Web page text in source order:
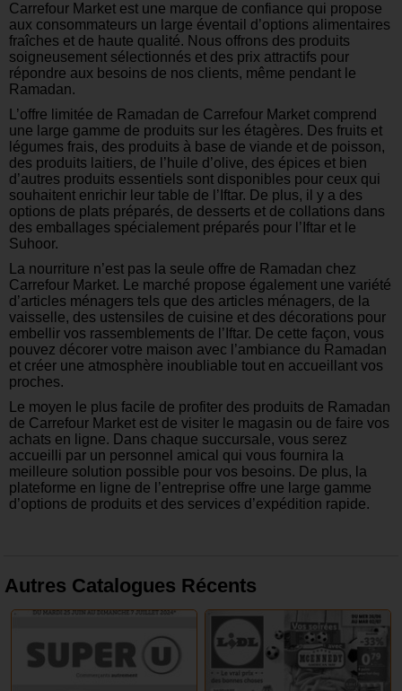
Carrefour Market est une marque de confiance qui propose
aux consommateurs un large éventail d’options alimentaires
fraîches et de haute qualité. Nous offrons des produits
soigneusement sélectionnés et des prix attractifs pour
répondre aux besoins de nos clients, même pendant le
Ramadan.
L’offre limitée de Ramadan de Carrefour Market comprend
une large gamme de produits sur les étagères. Des fruits et
légumes frais, des produits à base de viande et de poisson,
des produits laitiers, de l’huile d’olive, des épices et bien
d’autres produits essentiels sont disponibles pour ceux qui
souhaitent enrichir leur table de l’Iftar. De plus, il y a des
options de plats préparés, de desserts et de collations dans
des emballages spécialement préparés pour l’Iftar et le
Suhoor.
La nourriture n’est pas la seule offre de Ramadan chez
Carrefour Market. Le marché propose également une variété
d’articles ménagers tels que des articles ménagers, de la
vaisselle, des ustensiles de cuisine et des décorations pour
embellir vos rassemblements de l’Iftar. De cette façon, vous
pouvez décorer votre maison avec l’ambiance du Ramadan
et créer une atmosphère inoubliable tout en accueillant vos
proches.
Le moyen le plus facile de profiter des produits de Ramadan
de Carrefour Market est de visiter le magasin ou de faire vos
achats en ligne. Dans chaque succursale, vous serez
accueilli par un personnel amical qui vous fournira la
meilleure solution possible pour vos besoins. De plus, la
plateforme en ligne de l’entreprise offre une large gamme
d’options de produits et des services d’expédition rapide.
Autres Catalogues Récents